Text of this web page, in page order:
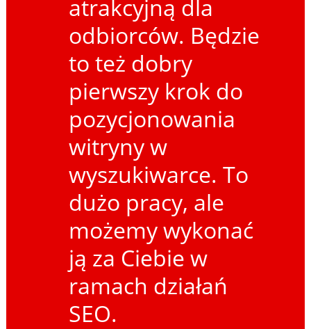
atrakcyjną dla
odbiorców. Będzie
to też dobry
pierwszy krok do
pozycjonowania
witryny w
wyszukiwarce. To
dużo pracy, ale
możemy wykonać
ją za Ciebie w
ramach działań
SEO.